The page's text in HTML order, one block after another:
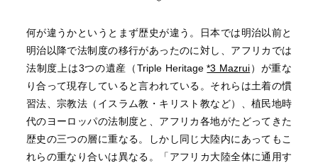
何が違うかというとまず歴史が違う。日本では明治以前と
明治以降で法制度の移行があったのに対し、アフリカでは
法制度上は3つの遺産（Triple Heritage*3 Mazrui）が重な
り合って現存していると言われている。それらは土着の慣
習法、宗教法（イスラム教・キリスト教など）、植民地時
代のヨーロッパの法制度と、アフリカ各地がたどってきた
歴史の三つの層に重なる。しかし同じ大陸内にあってもこ
れらの重なり合いは異なる。「アフリカ大陸全体に通用す